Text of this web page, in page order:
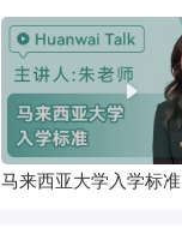
马来西亚大学入学标准